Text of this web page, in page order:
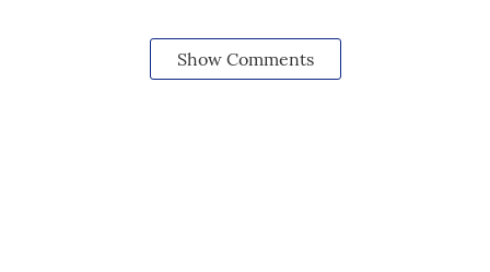
Show Comments